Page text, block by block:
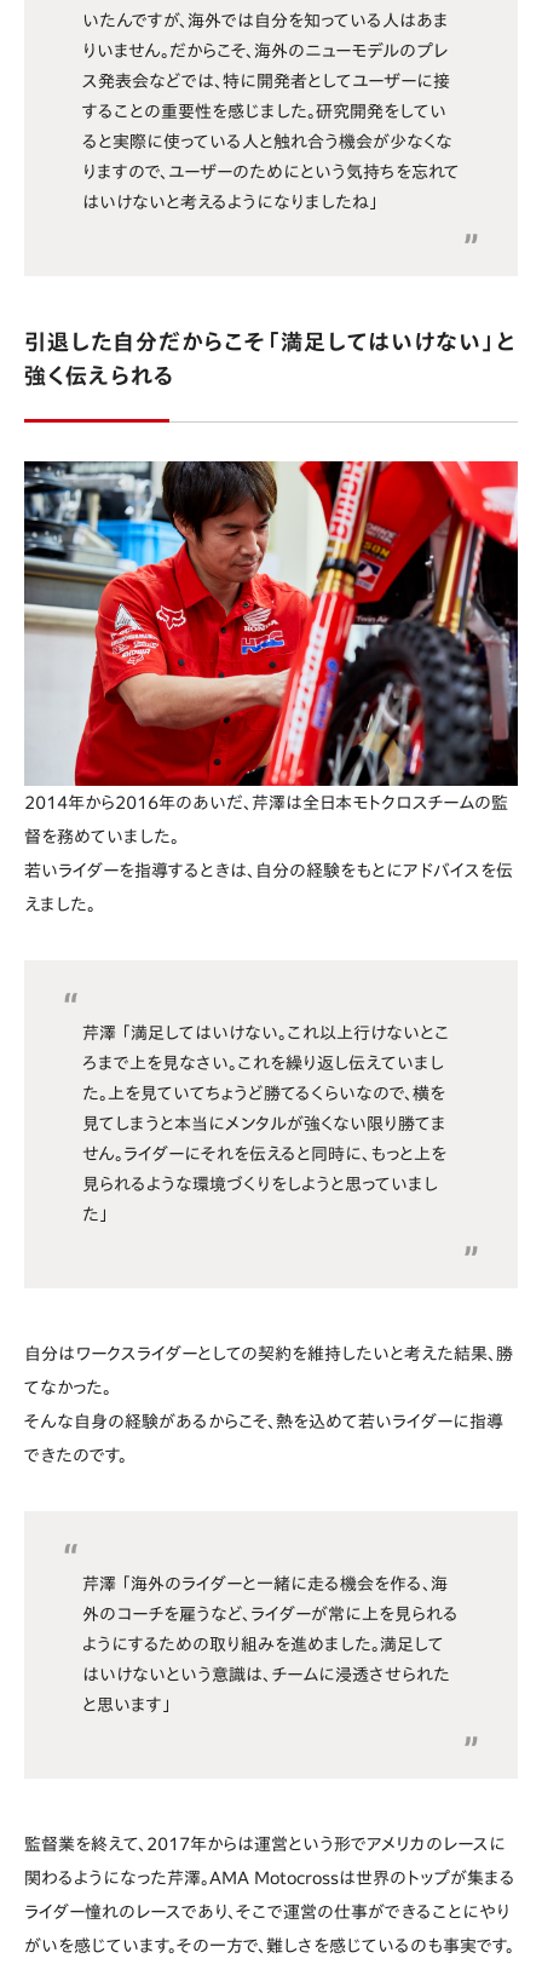
いたんですが、海外では自分を知っている人はあま
りいません。だからこそ、海外のニューモデルのプレ
ス発表会などでは、特に開発者としてユーザーに接
することの重要性を感じました。研究開発をしてい
ると実際に使っている人と触れ合う機会が少なくな
りますので、ユーザーのためにという気持ちを忘れて
はいけないと考えるようになりましたね」
引退した自分だからこそ「満足してはいけない」と
強く伝えられる
2014年から2016年のあいだ、芹澤は全日本モトクロスチームの監
督を務めていました。
若いライダーを指導するときは、自分の経験をもとにアドバイスを伝
えました。
芹澤 「満足してはいけない。これ以上行けないとこ
ろまで上を見なさい。これを繰り返し伝えていまし
た。上を見ていてちょうど勝てるくらいなので、横を
見てしまうと本当にメンタルが強くない限り勝てま
せん。ライダーにそれを伝えると同時に、もっと上を
見られるような環境づくりをしようと思っていまし
た」
自分はワークスライダーとしての契約を維持したいと考えた結果、勝
てなかった。
そんな自身の経験があるからこそ、熱を込めて若いライダーに指導
できたのです。
芹澤 「海外のライダーと一緒に走る機会を作る、海
外のコーチを雇うなど、ライダーが常に上を見られる
ようにするための取り組みを進めました。満足して
はいけないという意識は、チームに浸透させられた
と思います」
監督業を終えて、2017年からは運営という形でアメリカのレースに
関わるようになった芹澤。AMA Motocrossは世界のトップが集まる
ライダー憧れのレースであり、そこで運営の仕事ができることにやり
がいを感じています。その一方で、難しさを感じているのも事実です。